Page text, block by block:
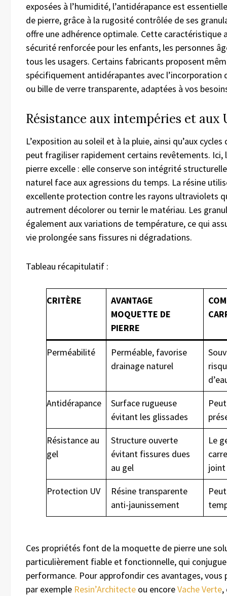
exposées à l’humidité, l’antidérapance est
de pierre, grâce à la rugosité contrôlée de ses
offre une adhérence optimale. Cette caractéristique
sécurité renforcée pour les enfants, les personnes
tous les usagers. Certains fabricants proposent
spécifiquement antidérapantes avec l’incorporation
ou bille de verre transparente, adaptées à vos
Résistance aux intempéries et aux
L’exposition au soleil et à la pluie, ainsi qu’aux
peut fragiliser rapidement certains revêtements.
pierre excelle : elle conserve son intégrité
naturel face aux agressions du temps. La résine
excellente protection contre les rayons ultraviolets
autrement décolorer ou ternir le matériau. Les
également aux variations de température, ce qui
vie prolongée sans fissures ni dégradations.
Tableau récapitulatif :
CRITÈRE
AVANTAGE
MOQUETTE DE
PIERRE
Perméabilité
Perméable, favorise
drainage naturel
Antidérapance
Surface rugueuse
évitant les glissades
Résistance au
gel
Structure ouverte
évitant fissures dues
au gel
Le
joint
Protection UV
Résine transparente
anti-jaunissement
Ces propriétés font de la moquette de pierre une
particulièrement fiable et fonctionnelle, qui
performance. Pour approfondir ces avantages, vous
par exemple Resin’Architecte ou encoreVache Verte,